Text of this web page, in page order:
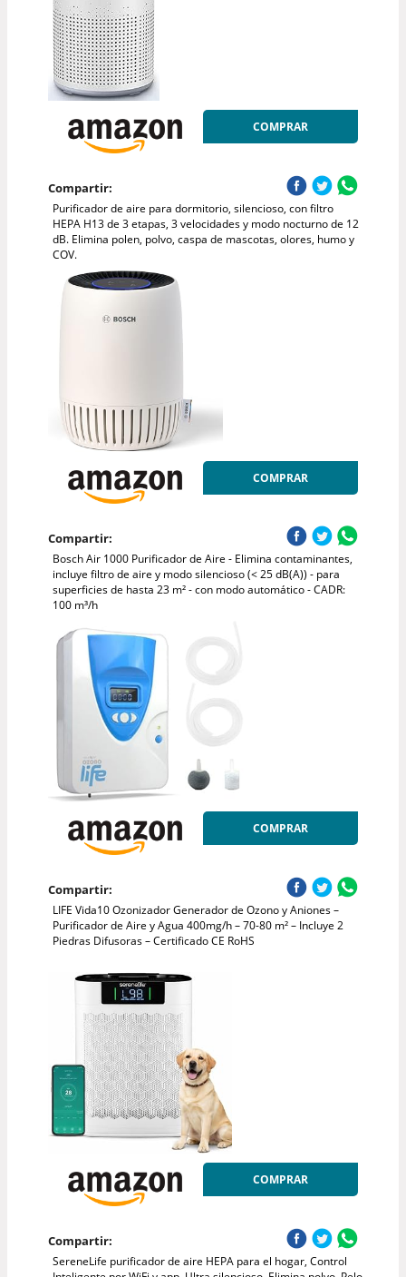
COMPRAR
Compartir:
Purificador de aire para dormitorio, silencioso, con filtro
HEPA H13 de 3 etapas, 3 velocidades y modo nocturno de 12
dB. Elimina polen, polvo, caspa de mascotas, olores, humo y
COV.
COMPRAR
Compartir:
Bosch Air 1000 Purificador de Aire - Elimina contaminantes,
incluye filtro de aire y modo silencioso (< 25 dB(A)) - para
superficies de hasta 23 m² - con modo automático - CADR:
100 m³/h
COMPRAR
Compartir:
LIFE Vida10 Ozonizador Generador de Ozono y Aniones –
Purificador de Aire y Agua 400mg/h – 70-80 m² – Incluye 2
Piedras Difusoras – Certificado CE RoHS
COMPRAR
Compartir:
SereneLife purificador de aire HEPA para el hogar, Control